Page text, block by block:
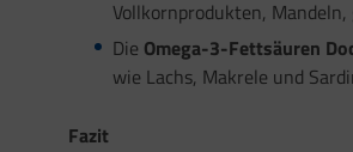
Vollkornprodukten,
Die Omega-3-Fettsäuren
wie Lachs, Makrele und
Fazit